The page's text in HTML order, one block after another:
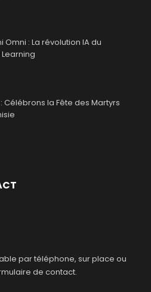
Omni : La révolution IA du
Célébrons la Fête des Martyrs
par téléphone, sur place ou
de contact.